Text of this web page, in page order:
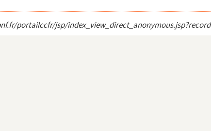
M.H. Lacôte, J. Made...
L. Vidal
portailccfr/jsp/